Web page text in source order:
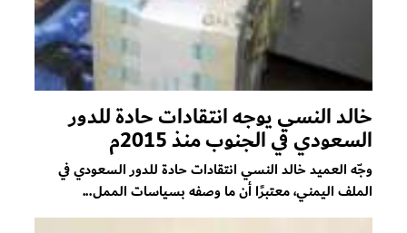
خالد النسي يوجه انتقادات حادة للدور
السعودي في الجنوب منذ 2015م
وجّه العميد خالد النسي انتقادات حادة للدور السعودي في
الملف اليمني، معتبرًا أن ما وصفه بسياسات الممل...